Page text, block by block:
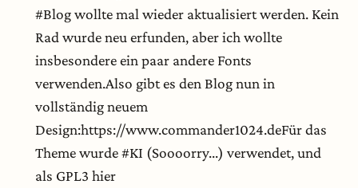
#Blog wollte mal wieder aktualisiert werden. Kein
Rad wurde neu erfunden, aber ich wollte
insbesondere ein paar andere Fonts
verwenden.Also gibt es den Blog nun in
vollständig neuem
Design:https://www.commander1024.deFür das
Theme wurde #KI (Soooorry...) verwendet, und
als GPL3 hier